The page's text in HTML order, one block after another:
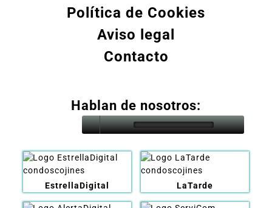
Política de Cookies
Aviso legal
Contacto
Hablan de nosotros:
EstrellaDigital LaTarde